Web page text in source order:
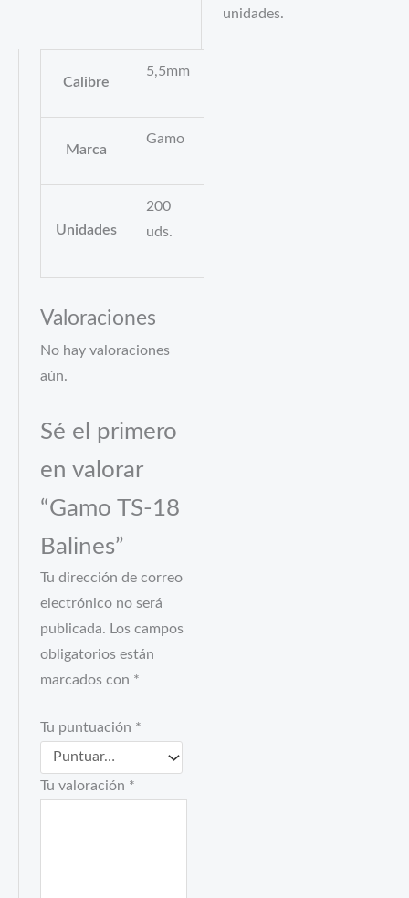
unidades.
Calibre
5,5mm
Marca
Gamo
Unidades
200
uds.
Valoraciones
No hay valoraciones
aún.
Sé el primero
en valorar
“Gamo TS-18
Balines”
Tu dirección de correo
electrónico no será
publicada. Los campos
obligatorios están
marcados con *
Tu puntuación *
Tu valoración *